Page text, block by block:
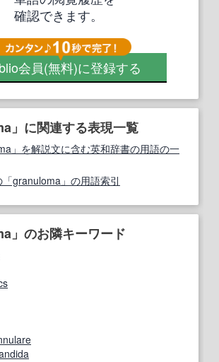
確認できます。
会員(無料)に登録する
」に関連する表現一覧
」を解説文に含む英和辞書の用語の一
granuloma」の用語索引
」のお隣キーワード